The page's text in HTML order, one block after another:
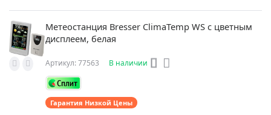
Метеостанция Bresser ClimaTemp WS с цветным
дисплеем, белая
Артикул: 77563 В наличии
Гарантия Низкой Цены